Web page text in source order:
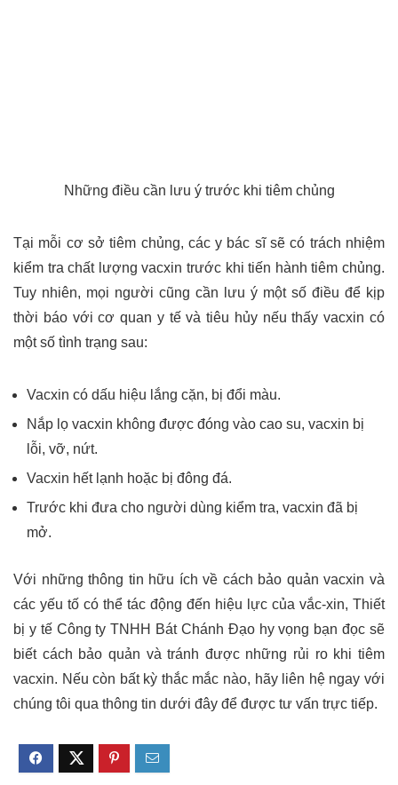
Những điều cần lưu ý trước khi tiêm chủng
Tại mỗi cơ sở tiêm chủng, các y bác sĩ sẽ có trách nhiệm
kiểm tra chất lượng vacxin trước khi tiến hành tiêm chủng.
Tuy nhiên, mọi người cũng cần lưu ý một số điều để kịp
thời báo với cơ quan y tế và tiêu hủy nếu thấy vacxin có
một số tình trạng sau:
Vacxin có dấu hiệu lắng cặn, bị đổi màu.
Nắp lọ vacxin không được đóng vào cao su, vacxin bị
lỗi, vỡ, nứt.
Vacxin hết lạnh hoặc bị đông đá.
Trước khi đưa cho người dùng kiểm tra, vacxin đã bị
mở.
Với những thông tin hữu ích về cách bảo quản vacxin và
các yếu tố có thể tác động đến hiệu lực của vắc-xin, Thiết
bị y tế Công ty TNHH Bát Chánh Đạo hy vọng bạn đọc sẽ
biết cách bảo quản và tránh được những rủi ro khi tiêm
vacxin. Nếu còn bất kỳ thắc mắc nào, hãy liên hệ ngay với
chúng tôi qua thông tin dưới đây để được tư vấn trực tiếp.